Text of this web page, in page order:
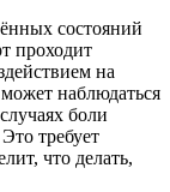
состояний
проходит
на
наблюдаться
боли
требует
что делать,